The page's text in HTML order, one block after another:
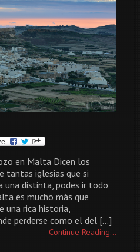
en Malta Dicen los
tantas iglesias que si
una distinta, podes ir todo
es mucho más que
una rica historia,
perderse como el del […]
Continue Reading...